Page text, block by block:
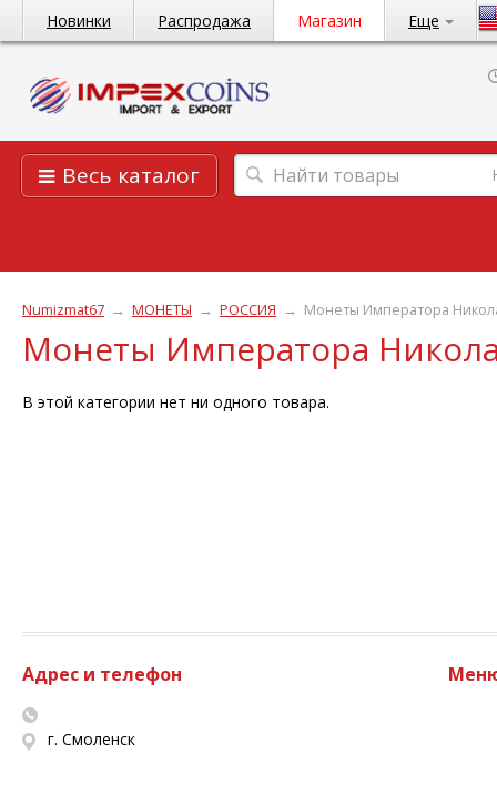
Новинки Распродажа Магазин Еще
Весь каталог
Numizmat67 → МОНЕТЫ → РОССИЯ → Монеты Императора
Монеты Императора
В этой категории нет ни одного товара.
Адрес и телефон
г. Смоленск